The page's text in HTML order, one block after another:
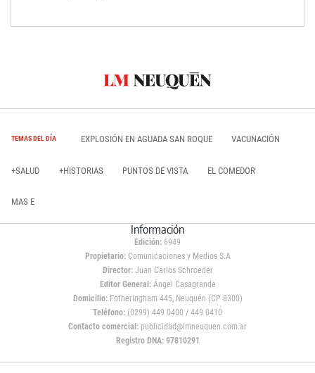
TEMAS DEL DÍA EXPLOSIÓN EN AGUADA SAN ROQUE VACUNACIÓN
+SALUD +HISTORIAS PUNTOS DE VISTA EL COMEDOR
MAS E
Información
Edición: 6949
Propietario:Comunicaciones y Medios S.A
Director: Juan Carlos Schroeder
Editor General:Ángel Casagrande
Domicilio:Fotheringham 445, Neuquén (CP 8300)
Teléfono: (0299) 449 0400 / 449 0410
Contacto comercial: publicidad@lmneuquen.com.ar
Registro DNA: 97810291